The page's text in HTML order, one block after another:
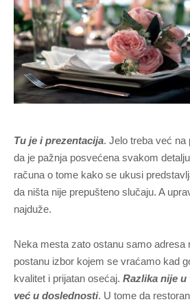
Tu je i prezentacija. Jelo treba već na
da je pažnja posvećena svakom
računa o tome kako se ukusi
da ništa nije prepušteno slučaju. A
najduže.
Neka mesta zato ostanu samo adresa
postanu izbor kojem se vraćamo kad
kvalitet i prijatan osećaj. Razlika nije u
već u doslednosti. U tome da